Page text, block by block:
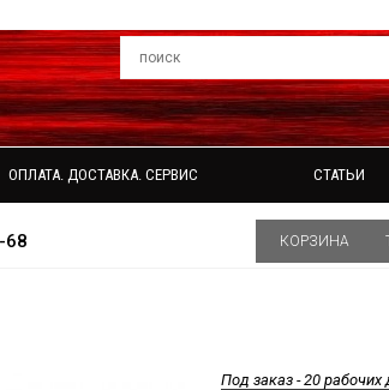
ОПЛАТА. ДОСТАВКА. СЕРВИС СТАТЬИ
КОРЗИНА
Под заказ - 20 рабочих